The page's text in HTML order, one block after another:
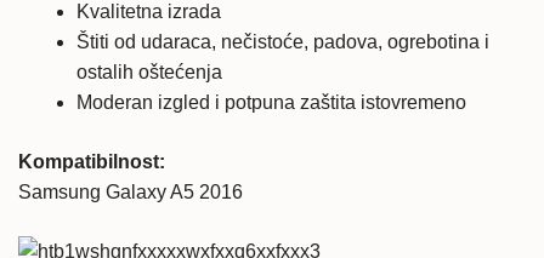
Kvalitetna izrada
Štiti od udaraca, nečistoće, padova, ogrebotina i
ostalih oštećenja
Moderan izgled i potpuna zaštita istovremeno
Kompatibilnost:
Samsung Galaxy A5 2016